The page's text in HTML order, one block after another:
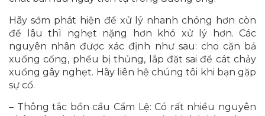
Hãy sớm phát hiện để xử lý nhanh chóng hơn còn
để lâu thì nghẹt nặng hơn khó xử lý hơn. Các
nguyên nhân được xác định như sau: cho cặn bả
xuống cống, phểu bị thủng, lắp đặt sai để cát chảy
xuống gây nghẹt. Hãy liên hệ chúng tôi khi bạn gặp
sự cố.
– Thông tắc bồn cầu Cẩm Lệ: Có rất nhiều nguyên